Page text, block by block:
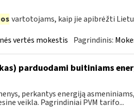
vartotojams, kaip jie apibrėžti
vertės mokestis Pagrindinis:
parduodami buitiniams
perkantys energiją
veikla. Pagrindiniai PVM tarifo...